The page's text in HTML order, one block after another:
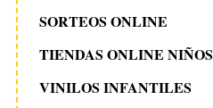
SORTEOS ONLINE
TIENDAS ONLINE NIÑOS
VINILOS INFANTILES